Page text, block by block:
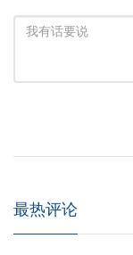
最热评论